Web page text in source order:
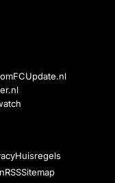
FCUpdate.nl
Huisregels
RSSSitemap